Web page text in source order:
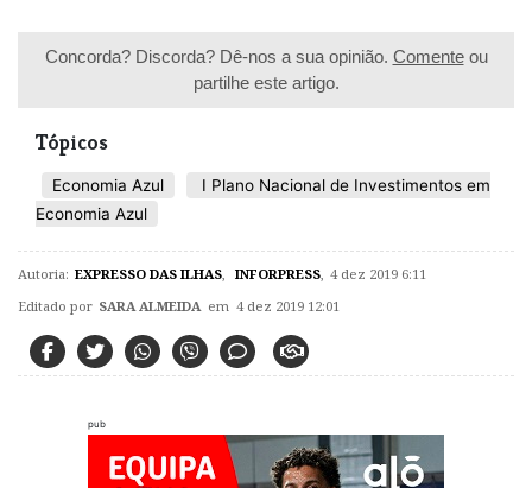
Concorda? Discorda? Dê-nos a sua opinião. Comenteou
partilhe este artigo.
Tópicos
Economia Azul
I Plano Nacional de Investimentos em
Economia Azul
Autoria: EXPRESSO DAS ILHAS INFORPRESS 4 dez 2019 6:11
Editado por SARA ALMEIDA em 4 dez 2019 12:01
pub